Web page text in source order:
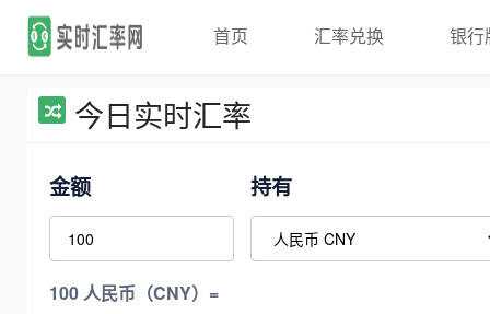
首页 汇率兑换 银行
今日实时汇率
金额 持有
100 人民币（CNY）=